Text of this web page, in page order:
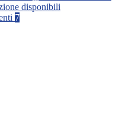
disponibili
7